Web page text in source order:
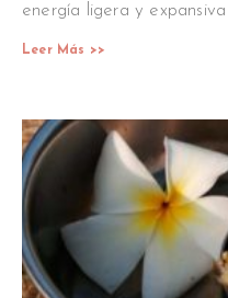
energía ligera y
Leer Más >>